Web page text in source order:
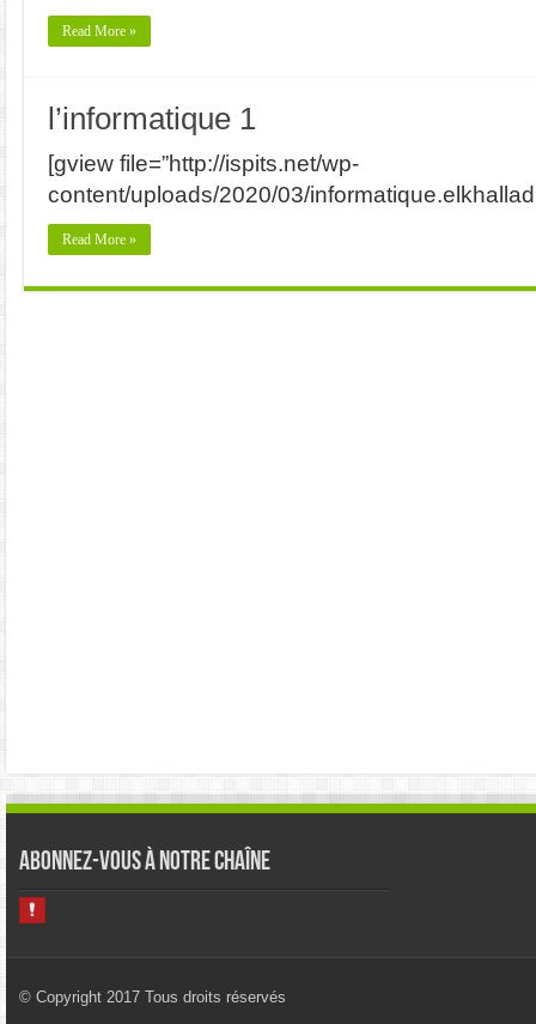
Read More »
l’informatique 1
[gview file=”http://ispits.net/wp-
content/uploads/2020/03/
Read More »
Abonnez-vous à notre chaîne
© Copyright 2017 Tous droits réservés